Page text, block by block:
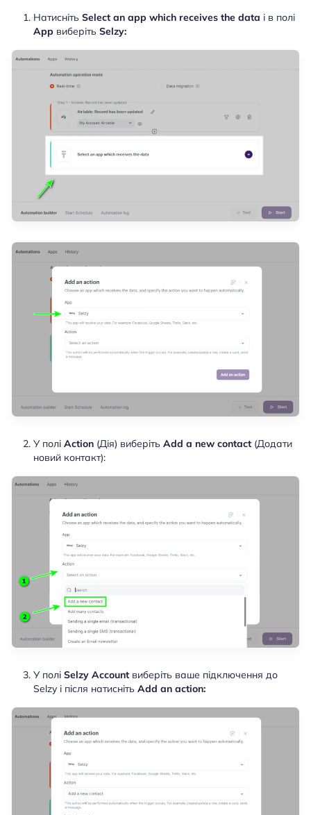
Натисніть Select an app which receives the data і в полі
App виберіть Selzy:
У полі Action (Дія) виберіть Add a new contact (Додати
новий контакт):
У полі Selzy Account виберіть ваше підключення до
Selzy і після натисніть Add an action: